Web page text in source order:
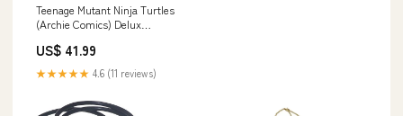
Teenage Mutant Ninja Turtles
(Archie Comics) Delux
Uma Musume Pretty Derby
US$ 41.99
★★★★★ 4.6 (11 reviews)